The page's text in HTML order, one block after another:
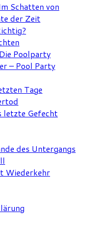
Schatten von
der Zeit
Poolparty
– Pool Party
Tage
letzte Gefecht
des Untergangs
Wiederkehr